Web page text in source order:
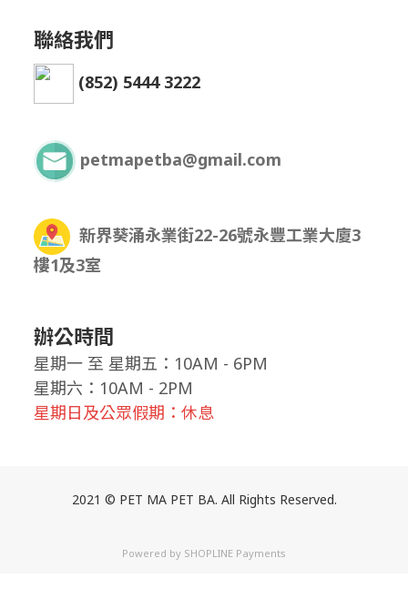
聯絡我們
(852) 5444 3222
petmapetba@gmail.com
新界葵涌永業街22-26號永豐工業大廈3
樓1及3室
辦公時間
星期一 至 星期五：10AM - 6PM
星期六：10AM - 2PM
星期日及公眾假期：休息
2021 © PET MA PET BA. All Rights Reserved.
Powered by SHOPLINE Payments